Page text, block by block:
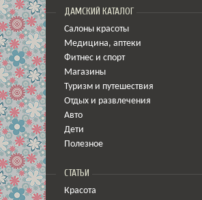
ДАМСКИЙ КАТАЛОГ
Салоны красоты
Медицина, аптеки
Фитнес и спорт
Магазины
Туризм и путешествия
Отдых и развлечения
Авто
Дети
Полезное
СТАТЬИ
Красота